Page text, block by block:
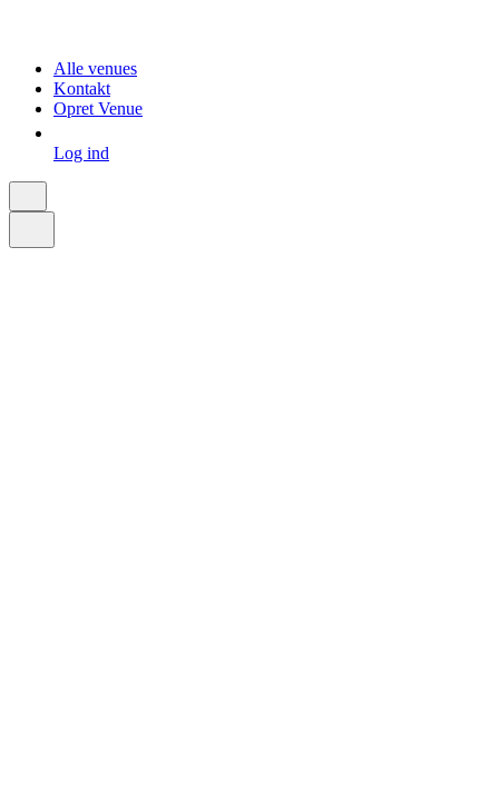
Alle venues
Kontakt
Opret Venue
Log ind